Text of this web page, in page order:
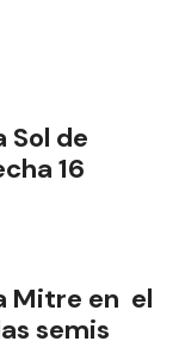
Sol de
16
Mitre en el
semis